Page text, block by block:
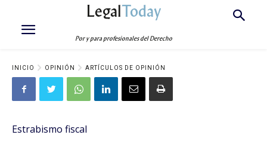
LegalToday
Por y para profesionales del Derecho
INICIO OPINIÓN ARTÍCULOS DE OPINIÓN
Estrabismo fiscal